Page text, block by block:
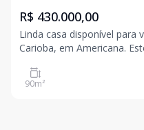
R$ 430.000,00
Linda casa disponível para
Carioba, em Americana.
para acomodar sua
a oportunidade de viver
90m²